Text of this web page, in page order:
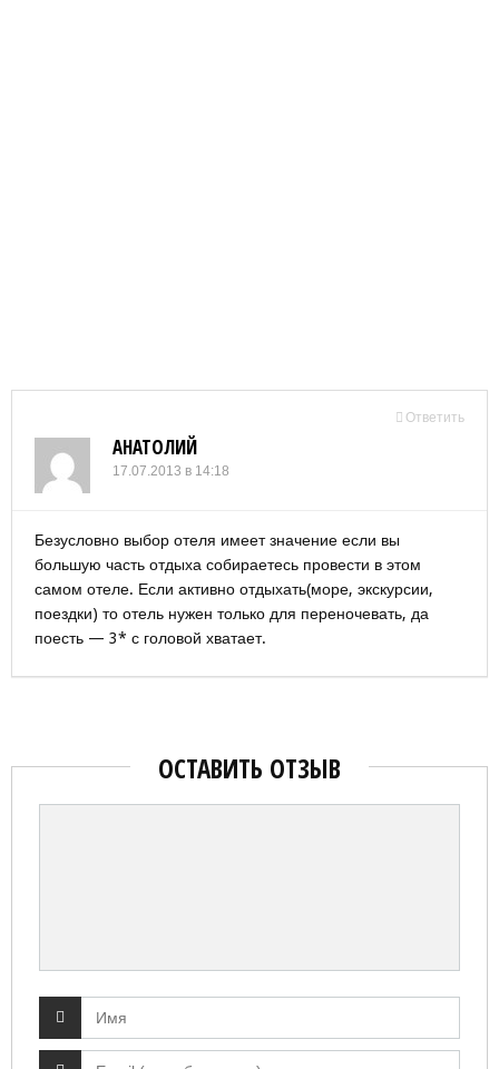
Ответить
АНАТОЛИЙ
17.07.2013 в 14:18
Безусловно выбор отеля имеет значение если вы
большую часть отдыха собираетесь провести в этом
самом отеле. Если активно отдыхать(море, экскурсии,
поездки) то отель нужен только для переночевать, да
поесть — 3* с головой хватает.
ОСТАВИТЬ ОТЗЫВ